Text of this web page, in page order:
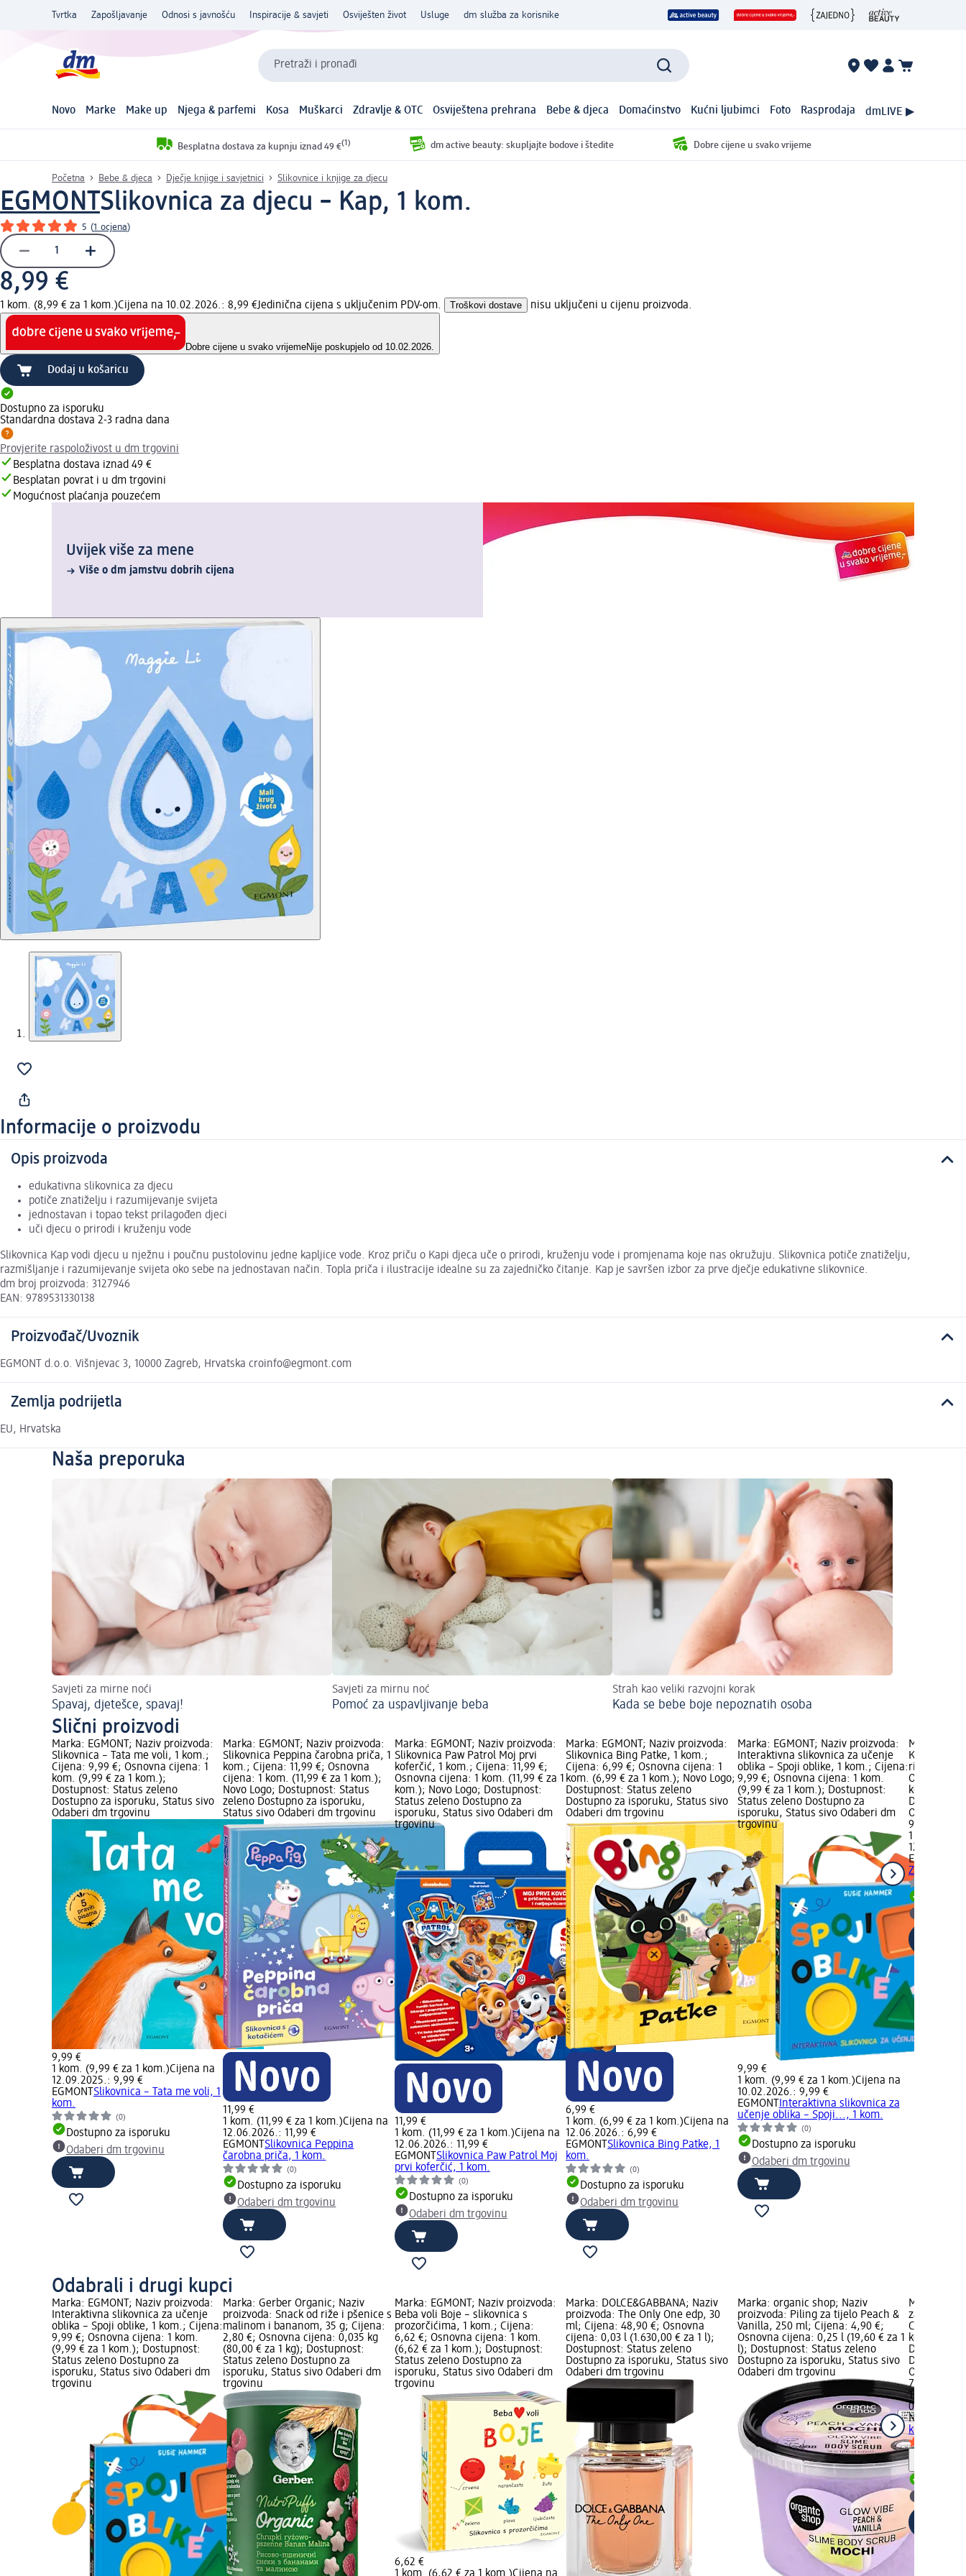
Tvrtka Zapošljavanje Odnosi s javnošću Inspiracije & savjeti Osviješten život Usluge dm služba za korisnike
Pretraži i pronađi
Novo Marke Make up Njega & parfemi Kosa Muškarci Zdravlje & OTC Osviještena prehrana Bebe & djeca Domaćinstvo Kućni ljubimci Foto Rasprodaja dmLIVE ▶
Besplatna dostava za kupnju iznad 49 €(1) dm active beauty: skupljajte bodove i štedite Dobre cijene u svako vrijeme
Početna Bebe & djeca Dječje knjige i savjetnici Slikovnice i knjige za djecu
EGMONTSlikovnica za djecu – Kap, 1 kom.
5 (1 ocjena)
8,99 €
1 kom. (8,99 € za 1 kom.)Cijena na 10.02.2026.: 8,99 €Jedinična cijena s uključenim PDV-om. Troškovi dostave nisu uključeni u cijenu proizvoda.
Dobre cijene u svako vrijemeNije poskupjelo od 10.02.2026.
Dodaj u košaricu
Dostupno za isporuku
Standardna dostava 2-3 radna dana
Provjerite raspoloživost u dm trgovini
Besplatna dostava iznad 49 €
Besplatan povrat i u dm trgovini
Mogućnost plaćanja pouzećem
Uvijek više za mene
Više o dm jamstvu dobrih cijena
Informacije o proizvodu
Opis proizvoda
edukativna slikovnica za djecu
potiče znatiželju i razumijevanje svijeta
jednostavan i topao tekst prilagođen djeci
uči djecu o prirodi i kruženju vode
Slikovnica Kap vodi djecu u nježnu i poučnu pustolovinu jedne kapljice vode. Kroz priču o Kapi djeca uče o prirodi, kruženju vode i promjenama koje nas okružuju. Slikovnica potiče znatiželju,
razmišljanje i razumijevanje svijeta oko sebe na jednostavan način. Topla priča i ilustracije idealne su za zajedničko čitanje. Kap je savršen izbor za prve dječje edukativne slikovnice.
dm broj proizvoda: 3127946
EAN: 9789531330138
Proizvođač/Uvoznik
EGMONT d.o.o. Višnjevac 3, 10000 Zagreb, Hrvatska croinfo@egmont.com
Zemlja podrijetla
EU, Hrvatska
Naša preporuka
Savjeti za mirne noći
Spavaj, djetešce, spavaj!
Savjeti za mirnu noć
Pomoć za uspavljivanje beba
Strah kao veliki razvojni korak
Kada se bebe boje nepoznatih osoba
Slični proizvodi
Marka: EGMONT; Naziv proizvoda:
Slikovnica – Tata me voli, 1 kom.;
Cijena: 9,99 €; Osnovna cijena: 1
kom. (9,99 € za 1 kom.);
Dostupnost: Status zeleno
Dostupno za isporuku, Status sivo
Odaberi dm trgovinu
9,99 €
1 kom. (9,99 € za 1 kom.)Cijena na
12.09.2025.: 9,99 €
EGMONT Slikovnica – Tata me voli, 1
kom.
(0)
Dostupno za isporuku
Odaberi dm trgovinu
Marka: EGMONT; Naziv proizvoda:
Slikovnica Peppina čarobna priča, 1
kom.; Cijena: 11,99 €; Osnovna
cijena: 1 kom. (11,99 € za 1 kom.);
Novo Logo; Dostupnost: Status
zeleno Dostupno za isporuku,
Status sivo Odaberi dm trgovinu
11,99 €
1 kom. (11,99 € za 1 kom.)Cijena na
12.06.2026.: 11,99 €
EGMONT Slikovnica Peppina
čarobna priča, 1 kom.
(0)
Dostupno za isporuku
Odaberi dm trgovinu
Marka: EGMONT; Naziv proizvoda:
Slikovnica Paw Patrol Moj prvi
koferčić, 1 kom.; Cijena: 11,99 €;
Osnovna cijena: 1 kom. (11,99 € za 1
kom.); Novo Logo; Dostupnost:
Status zeleno Dostupno za
isporuku, Status sivo Odaberi dm
trgovinu
11,99 €
1 kom. (11,99 € za 1 kom.)Cijena na
12.06.2026.: 11,99 €
EGMONT Slikovnica Paw Patrol Moj
prvi koferčić, 1 kom.
(0)
Dostupno za isporuku
Odaberi dm trgovinu
Marka: EGMONT; Naziv proizvoda:
Slikovnica Bing Patke, 1 kom.;
Cijena: 6,99 €; Osnovna cijena: 1
kom. (6,99 € za 1 kom.); Novo Logo;
Dostupnost: Status zeleno
Dostupno za isporuku, Status sivo
Odaberi dm trgovinu
6,99 €
1 kom. (6,99 € za 1 kom.)Cijena na
12.06.2026.: 6,99 €
EGMONT Slikovnica Bing Patke, 1
kom.
(0)
Dostupno za isporuku
Odaberi dm trgovinu
Marka: EGMONT; Naziv proizvoda:
Interaktivna slikovnica za učenje
oblika – Spoji oblike, 1 kom.; Cijena:
9,99 €; Osnovna cijena: 1 kom.
(9,99 € za 1 kom.); Dostupnost:
Status zeleno Dostupno za
isporuku, Status sivo Odaberi dm
trgovinu
9,99 €
1 kom. (9,99 € za 1 kom.)Cijena na
10.02.2026.: 9,99 €
EGMONT
Interaktivna slikovnica za
učenje oblika – Spoji..., 1 kom.
(0)
Dostupno za isporuku
Odaberi dm trgovinu
Marka:
Knjižica
ribica, 1
Osnovna
kom.);
Dostupno
Odaberi
9,99 €
1 kom.
EGMONT
Znatiželjna
Odabrali i drugi kupci
Marka: EGMONT; Naziv proizvoda:
Interaktivna slikovnica za učenje
oblika – Spoji oblike, 1 kom.; Cijena:
9,99 €; Osnovna cijena: 1 kom.
(9,99 € za 1 kom.); Dostupnost:
Status zeleno Dostupno za
isporuku, Status sivo Odaberi dm
trgovinu
Marka: Gerber Organic; Naziv
proizvoda: Snack od riže i pšenice s
malinom i bananom, 35 g; Cijena:
2,80 €; Osnovna cijena: 0,035 kg
(80,00 € za 1 kg); Dostupnost:
Status zeleno Dostupno za
isporuku, Status sivo Odaberi dm
trgovinu
Marka: EGMONT; Naziv proizvoda:
Beba voli Boje – slikovnica s
prozorčićima, 1 kom.; Cijena:
6,62 €; Osnovna cijena: 1 kom.
(6,62 € za 1 kom.); Dostupnost:
Status zeleno Dostupno za
isporuku, Status sivo Odaberi dm
trgovinu
6,62 €
Marka: DOLCE&GABBANA; Naziv
proizvoda: The Only One edp, 30
ml; Cijena: 48,90 €; Osnovna
cijena: 0,03 l (1.630,00 € za 1 l);
Dostupnost: Status zeleno
Dostupno za isporuku, Status sivo
Odaberi dm trgovinu
Marka: organic shop; Naziv
proizvoda: Piling za tijelo Peach &
Vanilla, 250 ml; Cijena: 4,90 €;
Osnovna cijena: 0,25 l (19,60 € za 1
l); Dostupnost: Status zeleno
Dostupno za isporuku, Status sivo
Odaberi dm trgovinu
Marka:
za prst i
Cijena:
kom. (7,55
Dostupno
Odaberi
7,55 €
1 kom.
NUK
kom.